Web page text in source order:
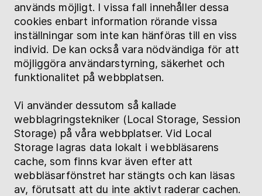
används möjligt. I vissa fall innehåller dessa
cookies enbart information rörande vissa
inställningar som inte kan hänföras till en viss
individ. De kan också vara nödvändiga för att
möjliggöra användarstyrning, säkerhet och
funktionalitet på webbplatsen.
Vi använder dessutom så kallade
webblagringstekniker (Local Storage, Session
Storage) på våra webbplatser. Vid Local
Storage lagras data lokalt i webbläsarens
cache, som finns kvar även efter att
webbläsarfönstret har stängts och kan läsas
av, förutsatt att du inte aktivt raderar cachen.